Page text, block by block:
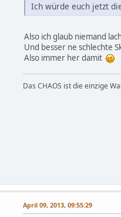
Ich würde euch jetzt
Also ich glaub niemand
Und besser ne schlechte
Also immer her damit
Das CHAOS ist die einzige
April 09, 2013, 09:55:29